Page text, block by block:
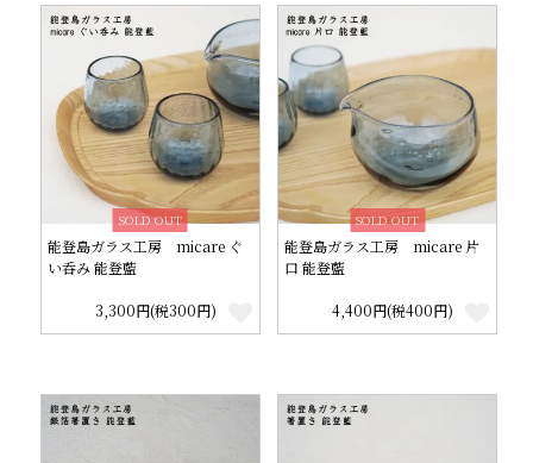
SOLD OUT
能登島ガラス工房 micare ぐ
い呑み 能登藍
3,300円(税300円)
SOLD OUT
能登島ガラス工房 micare 片
口 能登藍
4,400円(税400円)